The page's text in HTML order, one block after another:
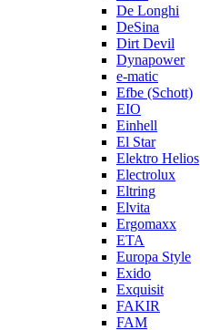
De Longhi
DeSina
Dirt Devil
Dynapower
e-matic
Efbe (Schott)
EIO
Einhell
El Star
Elektro Helios
Electrolux
Eltring
Elvita
Ergomaxx
ETA
Europa Style
Exido
Exquisit
FAKIR
FAM